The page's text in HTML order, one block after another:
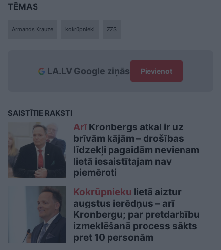
TĒMAS
Armands Krauze kokrūpnieki ZZS
LA.LV Google ziņās Pievienot
SAISTĪTIE RAKSTI
ArīKronbergs atkal ir uz
brīvām kājām – drošības
līdzekļi pagaidām nevienam
lietā iesaistītajam nav
piemēroti
Kokrūpnieku lietā aiztur
augstus ierēdņus – arī
Kronbergu; par pretdarbību
izmeklēšanā process sākts
pret 10 personām